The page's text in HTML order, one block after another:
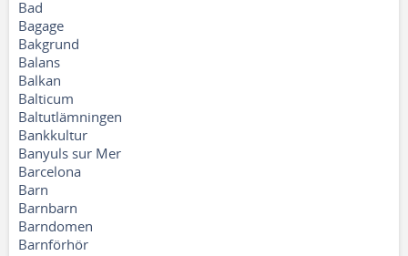
Bad
Bagage
Bakgrund
Balans
Balkan
Balticum
Baltutlämningen
Bankkultur
Banyuls sur Mer
Barcelona
Barn
Barnbarn
Barndomen
Barnförhör